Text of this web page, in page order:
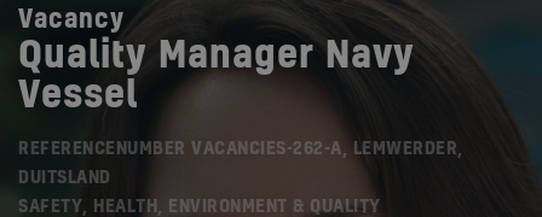
Vacancy
Quality Manager Navy
Vessel
REFERENCENUMBER VACANCIES-262-A, LEMWERDER,
DUITSLAND
SAFETY, HEALTH, ENVIRONMENT & QUALITY